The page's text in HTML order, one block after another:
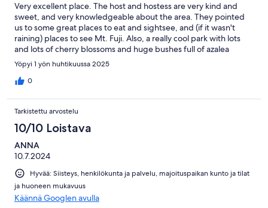
Very excellent place. The host and hostess are very kind and
sweet, and very knowledgeable about the area. They pointed
us to some great places to eat and sightsee, and (if it wasn't
raining) places to see Mt. Fuji. Also, a really cool park with lots
and lots of cherry blossoms and huge bushes full of azalea
flowers. They're within easy walking distance of the town, in a
very quiet but beautiful neighborhood. Also not far from some
really great caves. We wish we could have stayed longer, but we
Yöpyi 1 yön huhtikuussa 2025
0
Tarkistettu arvostelu
10/10 Loistava
ANNA
10.7.2024
Hyvää: Siisteys, henkilökunta ja palvelu, majoituspaikan kunto ja tilat
ja huoneen mukavuus
Käännä Googlen avulla